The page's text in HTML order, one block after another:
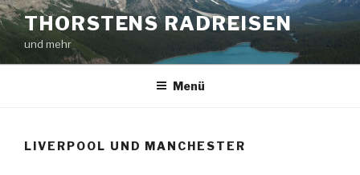
Zum
Inhalt
springen
THORSTENS RADREISEN
und mehr
Menü
LIVERPOOL UND MANCHESTER